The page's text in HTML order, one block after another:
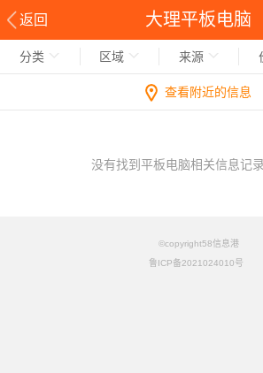
返回 大理平板电脑
分类 区域 来源
查看附近的信息
没有找到平板电脑相关信息记
©copyright58信息港
鲁ICP备2021024010号